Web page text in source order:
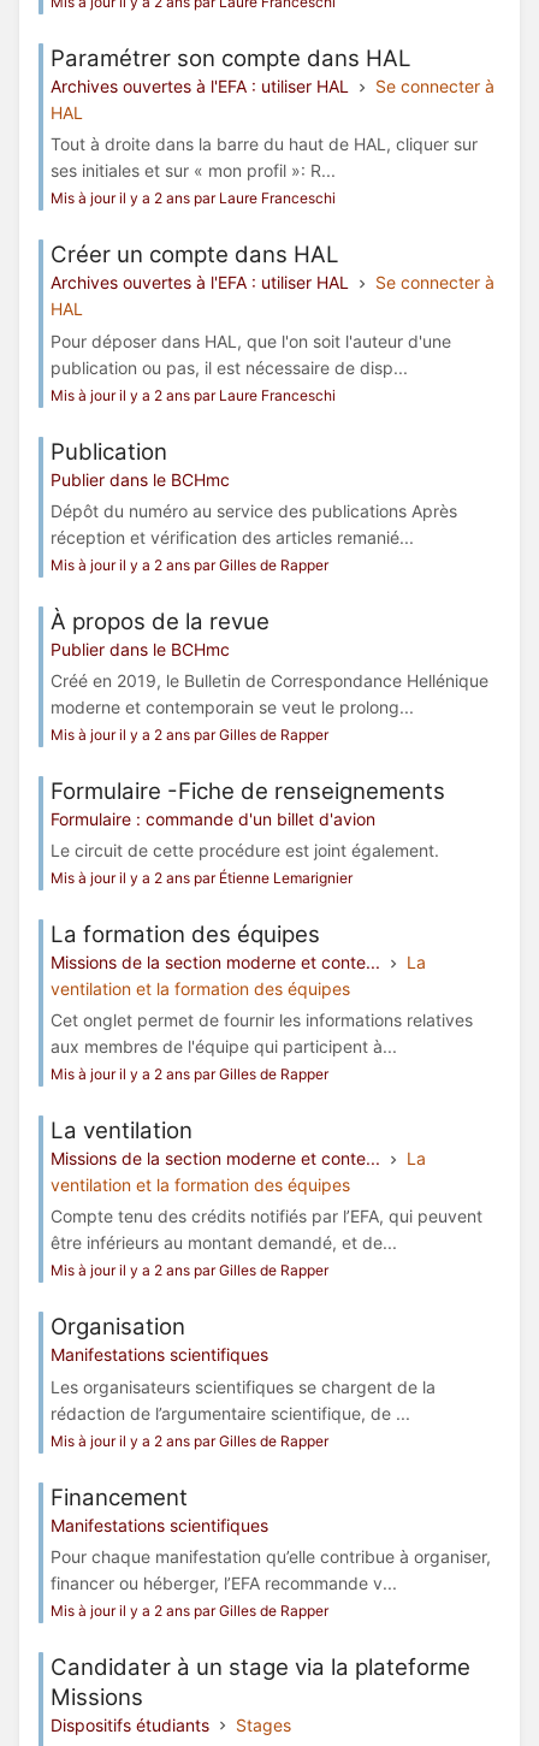
Paramétrer son compte dans HAL
Archives ouvertes à l'EFA : utiliser HAL
Se connecter à
HAL
Tout à droite dans la barre du haut de HAL, cliquer sur
ses initiales et sur « mon profil »: R...
Mis à jour il y a 2 ans par Laure Franceschi
Créer un compte dans HAL
Archives ouvertes à l'EFA : utiliser HAL
Se connecter à
HAL
Pour déposer dans HAL, que l'on soit l'auteur d'une
publication ou pas, il est nécessaire de disp...
Mis à jour il y a 2 ans par Laure Franceschi
Publication
Publier dans le BCHmc
Dépôt du numéro au service des publications Après
réception et vérification des articles remanié...
Mis à jour il y a 2 ans par Gilles de Rapper
À propos de la revue
Publier dans le BCHmc
Créé en 2019, le Bulletin de Correspondance Hellénique
moderne et contemporain se veut le prolong...
Mis à jour il y a 2 ans par Gilles de Rapper
Formulaire -Fiche de renseignements
Formulaire : commande d'un billet d'avion
Le circuit de cette procédure est joint également.
Mis à jour il y a 2 ans par Étienne Lemarignier
La formation des équipes
Missions de la section moderne et conte...
La
ventilation et la formation des équipes
Cet onglet permet de fournir les informations relatives
aux membres de l'équipe qui participent à...
Mis à jour il y a 2 ans par Gilles de Rapper
La ventilation
Missions de la section moderne et conte...
La
ventilation et la formation des équipes
Compte tenu des crédits notifiés par l’EFA, qui peuvent
être inférieurs au montant demandé, et de...
Mis à jour il y a 2 ans par Gilles de Rapper
Organisation
Manifestations scientifiques
Les organisateurs scientifiques se chargent de la
rédaction de l’argumentaire scientifique, de ...
Mis à jour il y a 2 ans par Gilles de Rapper
Financement
Manifestations scientifiques
Pour chaque manifestation qu’elle contribue à organiser,
financer ou héberger, l’EFA recommande v...
Mis à jour il y a 2 ans par Gilles de Rapper
Candidater à un stage via la plateforme
Missions
Dispositifs étudiants Stages